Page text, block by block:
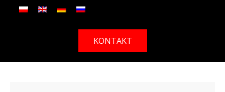
KONTAKT